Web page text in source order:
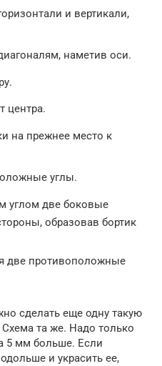
и вертикали,
наметив оси.
центра.
на прежнее место к
углы.
углом две боковые
образовав бортик
две противоположные
сделать еще одну такую
та же. Надо только
5 мм больше. Если
и украсить ее,